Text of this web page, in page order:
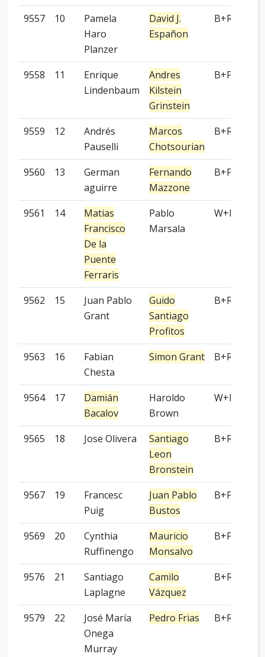
9557 10
Pamela
Haro
Planzer
David J.
Españon
B+R
9558 11
Enrique
Lindenbaum
Andres
Kilstein
Grinstein
B+P
9559 12
Andrés
Pauselli
Marcos
Chotsourian
B+R
9560 13
German
aguirre
Fernando
Mazzone
B+P
9561 14
Matias
Francisco
De la
Puente
Ferraris
Pablo
Marsala
W+P
9562 15
Juan Pablo
Grant
Guido
Santiago
Profitos
B+R
9563 16
Fabian
Chesta
Simon Grant B+R
9564 17
Damián
Bacalov
Haroldo
Brown
W+P
9565 18 Jose Olivera
Santiago
Leon
Bronstein
B+R
9567 19
Francesc
Puig
Juan Pablo
Bustos
B+P
9569 20
Cynthia
Ruffinengo
Mauricio
Monsalvo
B+P
9576 21
Santiago
Laplagne
Camilo
Vázquez
B+R
9579 22
José María
Onega
Murray
Pedro Frias B+R